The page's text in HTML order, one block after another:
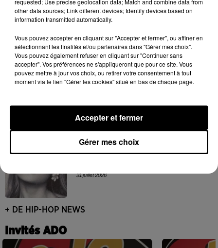
3 août 2026
nouvel EP « Soleil de minuit »
31 juillet 2026
+ DE HIP-HOP NEWS
Invités ADO
other data sources; Link different devices; Identify devices based on
information transmitted automatically.
Vous pouvez accepter en cliquant sur "Accepter et fermer", ou affiner en
sélectionnant les finalités et/ou partenaires dans "Gérer mes choix".
Vous pouvez également refuser en cliquant sur "Continuer sans
accepter". Vos préférences ne s'appliqueront que pour ce site. Vous
pouvez mettre à jour vos choix, ou retirer votre consentement à tout
moment via le lien "Gérer les cookies" situé en bas de chaque page.
Gérer mes choix
Accepter et fermer